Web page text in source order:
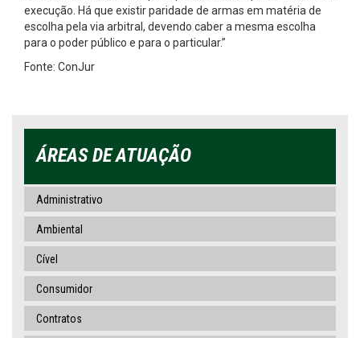
execução. Há que existir paridade de armas em matéria de
escolha pela via arbitral, devendo caber a mesma escolha
para o poder público e para o particular.”
Fonte: ConJur
ÁREAS DE ATUAÇÃO
Administrativo
Ambiental
Cível
Consumidor
Contratos